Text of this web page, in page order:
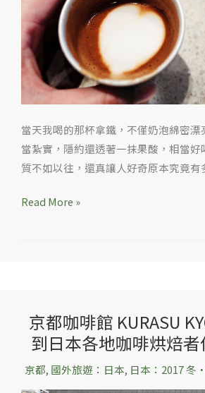
當天我喝的那杯拿鐵，不僅奶泡綿密漂
當紮實，隱約還透著一抹果酸，相當好
質不如以往，還真讓人好奇原本究竟有
的
拿
鐵
Read More »
京都咖啡館 KURASU
到日本各地咖啡烘焙
京都, 國外旅遊：日本, 日本：2017 冬
京
啡